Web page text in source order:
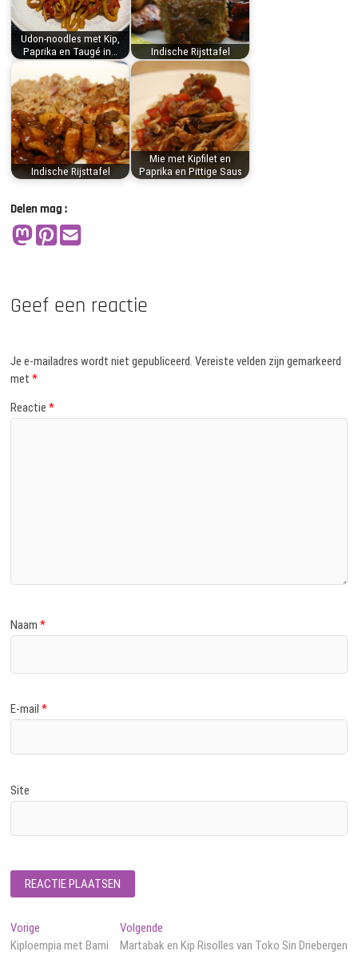
Udon-noodles met Kip,
Paprika en Taugé in…
Indische Rijsttafel
Indische Rijsttafel
Mie met Kipfilet en
Paprika en Pittige Saus
Delen mag :
Geef een reactie
Je e-mailadres wordt niet gepubliceerd. Vereiste velden zijn gemarkeerd
met*
Reactie*
Naam*
E-mail*
Site
Bericht
navigatie
Vorige
bericht:
Kiploempia met Bami
VolgendeVolgend
bericht:
Martabak en Kip Risolles van Toko Sin Driebergen